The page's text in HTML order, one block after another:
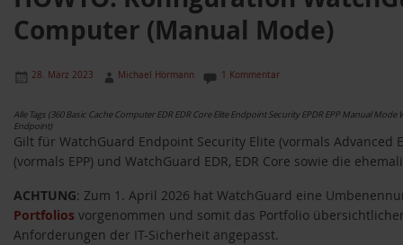
Computer (Manual Mode)
28. März 2023 Michael Hörmann 1 Kommentar
Alle Tags (360 Basic Cache Computer EDR EDR Core Elite Endpoint Security EPDR EPP Manual
Endpoint)
Gilt für WatchGuard Endpoint Security Elite (vormals Advanced
(vormals EPP) und WatchGuard EDR, EDR Core sowie die
ACHTUNG: Zum 1. April 2026 hat WatchGuard eine
Portfolios vorgenommen und somit das Portfolio
Anforderungen der IT-Sicherheit angepasst.